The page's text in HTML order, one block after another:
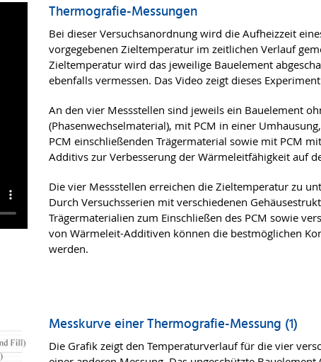
Thermografie-Messungen
Bei dieser Versuchsanordnung wird die Aufheizzeit
vorgegebenen Zieltemperatur im zeitlichen Verlauf
Zieltemperatur wird das jeweilige Bauelement
ebenfalls vermessen. Das Video zeigt dieses
An den vier Messstellen sind jeweils ein Bauelement
(Phasenwechselmaterial), mit PCM in einer
PCM einschließenden Trägermaterial sowie mit PCM
Additivs zur Verbesserung der Wärmeleitfähigkeit auf
Die vier Messstellen erreichen die Zieltemperatur zu
Durch Versuchsserien mit verschiedenen
Trägermaterialien zum Einschließen des PCM sowie
von Wärmeleit-Additiven können die bestmöglichen
werden.
Messkurve einer Thermografie-Messung (1)
Die Grafik zeigt den Temperaturverlauf für die vier